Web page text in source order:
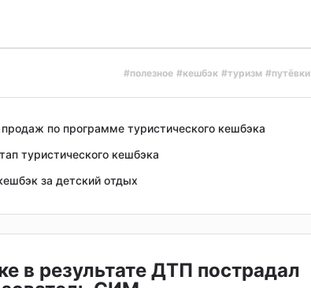
#полезное #кешбэк #туризм #путёвки
по программе туристического кешбэка
туристического кешбэка
за детский отдых
в результате ДТП пострадал